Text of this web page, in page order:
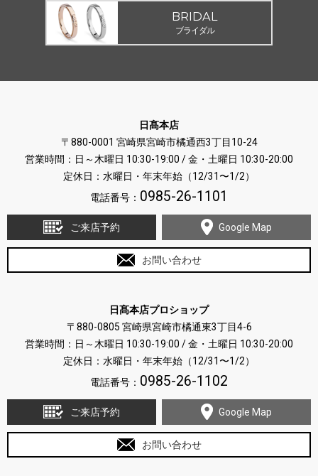
BRIDAL
ブライダル
日髙本店
〒880-0001 宮崎県宮崎市橘通西3丁目10-24
営業時間：日～木曜日 10:30-19:00 / 金・土曜日 10:30-20:00
定休日：水曜日・年末年始（12/31〜1/2）
電話番号： 0985-26-1101
ご来店予約 Google Map
お問い合わせ
日髙本店プロショップ
〒880-0805 宮崎県宮崎市橘通東3丁目4-6
営業時間：日～木曜日 10:30-19:00 / 金・土曜日 10:30-20:00
定休日：水曜日・年末年始（12/31〜1/2）
電話番号： 0985-26-1102
ご来店予約 Google Map
お問い合わせ